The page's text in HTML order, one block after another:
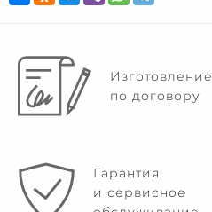
Изготовление
по договору
Гарантия
и сервисное